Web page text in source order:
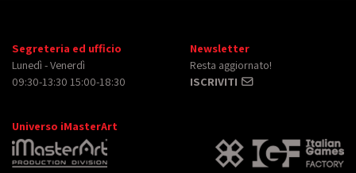
Segreteria ed ufficio
Lunedì - Venerdì
09:30-13:30 15:00-18:30
Newsletter
Resta aggiornato!
ISCRIVITI
Universo iMasterArt